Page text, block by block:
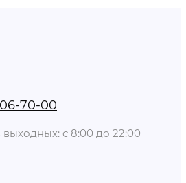
70-00
с 8:00 до 22:00